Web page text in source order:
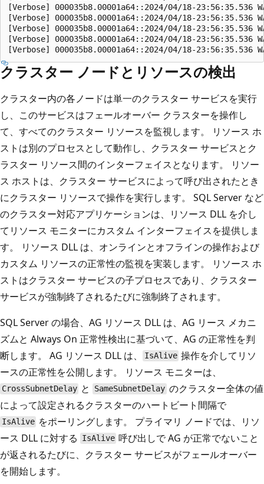
[Verbose] 000035b8.00001a64::2024/04/18-
[Verbose] 000035b8.00001a64::2024/04/18-
[Verbose] 000035b8.00001a64::2024/04/18-
[Verbose] 000035b8.00001a64::2024/04/18-
クラスター ノードとリソースの検出
クラスター内の各ノードは単一のクラスター サービスを実行
し、このサービスはフェールオーバー クラスターを操作し
て、すべてのクラスター リソースを監視します。 リソース ホ
ストは別のプロセスとして動作し、クラスター サービスとク
ラスター リソース間のインターフェイスとなります。 リソー
ス ホストは、クラスター サービスによって呼び出されたとき
にクラスター リソースで操作を実行します。 SQL Server など
のクラスター対応アプリケーションは、リソース DLL を介し
てリソース モニターにカスタム インターフェイスを提供しま
す。 リソース DLL は、オンラインとオフラインの操作および
カスタム リソースの正常性の監視を実装します。 リソース ホ
ストはクラスター サービスの子プロセスであり、クラスター
サービスが強制終了されるたびに強制終了されます。
SQL Server の場合、AG リソース DLL は、AG リース メカニ
ズムと Always On 正常性検出に基づいて、AG の正常性を判
断します。 AG リソース DLL は、
IsAlive 操作を介してリソ
ースの正常性を公開します。 リソース モニターは、
CrossSubnetDelay と SameSubnetDelay のクラスター全体の値
によって設定されるクラスターのハートビート間隔で
IsAlive をポーリングします。 プライマリ ノードでは、リソ
ース DLL に対する
IsAlive 呼び出しで AG が正常でないこと
が返されるたびに、クラスター サービスがフェールオーバー
を開始します。